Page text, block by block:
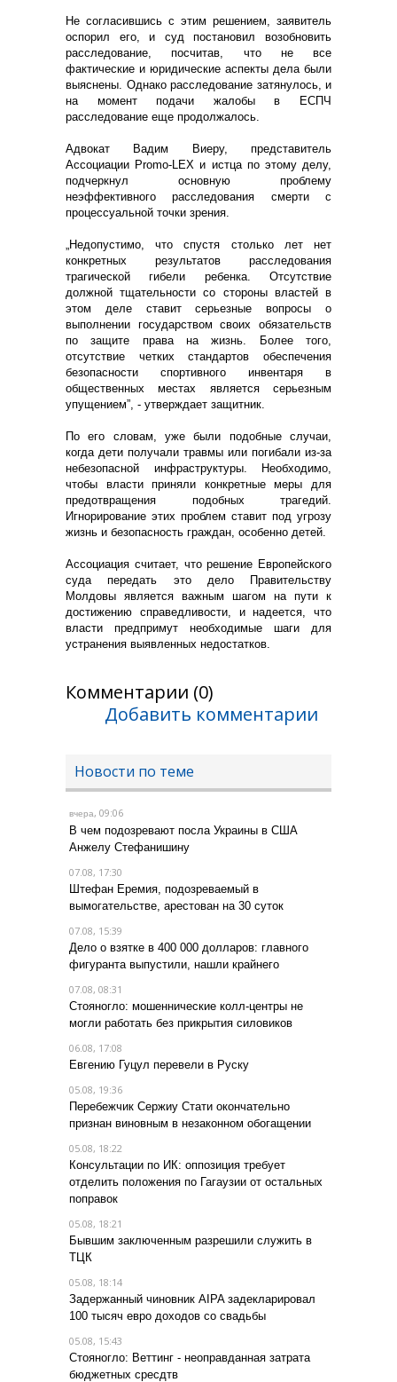
Не согласившись с этим решением, заявитель
оспорил его, и суд постановил возобновить
расследование, посчитав, что не все
фактические и юридические аспекты дела были
выяснены. Однако расследование затянулось, и
на момент подачи жалобы в ЕСПЧ
расследование еще продолжалось.
Адвокат Вадим Виеру, представитель
Ассоциации Promo-LEX и истца по этому делу,
подчеркнул основную проблему
неэффективного расследования смерти с
процессуальной точки зрения.
„Недопустимо, что спустя столько лет нет
конкретных результатов расследования
трагической гибели ребенка. Отсутствие
должной тщательности со стороны властей в
этом деле ставит серьезные вопросы о
выполнении государством своих обязательств
по защите права на жизнь. Более того,
отсутствие четких стандартов обеспечения
безопасности спортивного инвентаря в
общественных местах является серьезным
упущением”, - утверждает защитник.
По его словам, уже были подобные случаи,
когда дети получали травмы или погибали из-за
небезопасной инфраструктуры. Необходимо,
чтобы власти приняли конкретные меры для
предотвращения подобных трагедий.
Игнорирование этих проблем ставит под угрозу
жизнь и безопасность граждан, особенно детей.
Ассоциация считает, что решение Европейского
суда передать это дело Правительству
Молдовы является важным шагом на пути к
достижению справедливости, и надеется, что
власти предпримут необходимые шаги для
устранения выявленных недостатков.
Комментарии (0)
Добавить комментарии
Новости по теме
вчера, 09:06
В чем подозревают посла Украины в США
Анжелу Стефанишину
07.08, 17:30
Штефан Еремия, подозреваемый в
вымогательстве, арестован на 30 суток
07.08, 15:39
Дело о взятке в 400 000 долларов: главного
фигуранта выпустили, нашли крайнего
07.08, 08:31
Стояногло: мошеннические колл-центры не
могли работать без прикрытия силовиков
06.08, 17:08
Евгению Гуцул перевели в Руску
05.08, 19:36
Перебежчик Сержиу Стати окончательно
признан виновным в незаконном обогащении
05.08, 18:22
Консультации по ИК: оппозиция требует
отделить положения по Гагаузии от остальных
поправок
05.08, 18:21
Бывшим заключенным разрешили служить в
ТЦК
05.08, 18:14
Задержанный чиновник AIPA задекларировал
100 тысяч евро доходов со свадьбы
05.08, 15:43
Стояногло: Веттинг - неоправданная затрата
бюджетных сресдтв